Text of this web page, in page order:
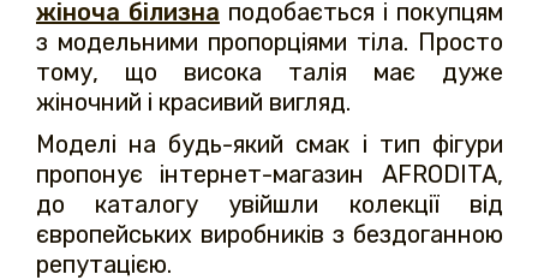
жіноча білизна подобається і покупцям
з модельними пропорціями тіла. Просто
тому, що висока талія має дуже
жіночний і красивий вигляд.
Моделі на будь-який смак і тип фігури
пропонує інтернет-магазин AFRODITA,
до каталогу увійшли колекції від
європейських виробників з бездоганною
репутацією.